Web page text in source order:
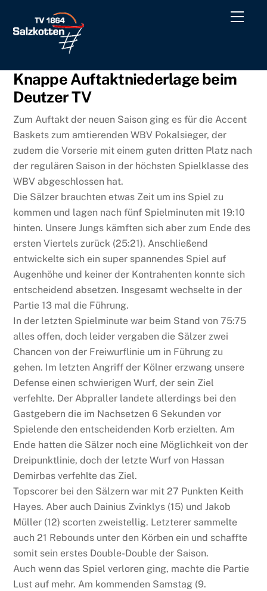
content
Menu
Knappe Auftaktniederlage beim
Deutzer TV
Zum Auftakt der neuen Saison ging es für die Accent
Baskets zum amtierenden WBV Pokalsieger, der
zudem die Vorserie mit einem guten dritten Platz nach
der regulären Saison in der höchsten Spielklasse des
WBV abgeschlossen hat.
Die Sälzer brauchten etwas Zeit um ins Spiel zu
kommen und lagen nach fünf Spielminuten mit 19:10
hinten. Unsere Jungs kämften sich aber zum Ende des
ersten Viertels zurück (25:21). Anschließend
entwickelte sich ein super spannendes Spiel auf
Augenhöhe und keiner der Kontrahenten konnte sich
entscheidend absetzen. Insgesamt wechselte in der
Partie 13 mal die Führung.
In der letzten Spielminute war beim Stand von 75:75
alles offen, doch leider vergaben die Sälzer zwei
Chancen von der Freiwurflinie um in Führung zu
gehen. Im letzten Angriff der Kölner erzwang unsere
Defense einen schwierigen Wurf, der sein Ziel
verfehlte. Der Abpraller landete allerdings bei den
Gastgebern die im Nachsetzen 6 Sekunden vor
Spielende den entscheidenden Korb erzielten. Am
Ende hatten die Sälzer noch eine Möglichkeit von der
Dreipunktlinie, doch der letzte Wurf von Hassan
Demirbas verfehlte das Ziel.
Topscorer bei den Sälzern war mit 27 Punkten Keith
Hayes. Aber auch Dainius Zvinklys (15) und Jakob
Müller (12) scorten zweistellig. Letzterer sammelte
auch 21 Rebounds unter den Körben ein und schaffte
somit sein erstes Double-Double der Saison.
Auch wenn das Spiel verloren ging, machte die Partie
Lust auf mehr. Am kommenden Samstag (9.